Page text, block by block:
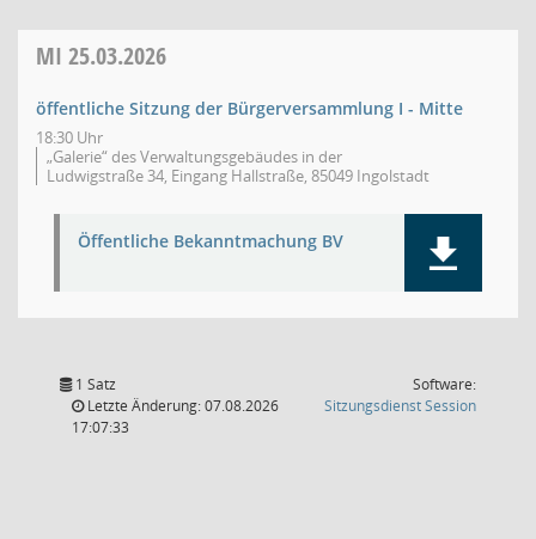
MI 25.03.2026
öffentliche Sitzung der Bürgerversammlung I - Mitte
18:30 Uhr
„Galerie“ des Verwaltungsgebäudes in der
Ludwigstraße 34, Eingang Hallstraße, 85049 Ingolstadt
Öffentliche Bekanntmachung BV
1 Satz
Letzte Änderung: 07.08.2026
17:07:33
Software:
SitzungsdienstSession(Wird in